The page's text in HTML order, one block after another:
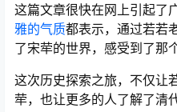
这篇文章很快在网上引起了
雅的气质都表示，通过若若
了宋荦的世界，感受到了那
这次历史探索之旅，不仅让
荦，也让更多的人了解了清